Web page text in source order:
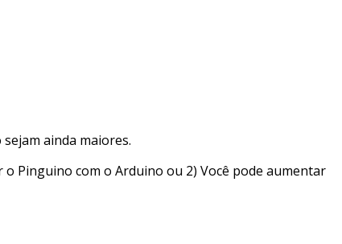
ainda maiores.
Pinguino com o Arduino ou 2) Você pode aumentar